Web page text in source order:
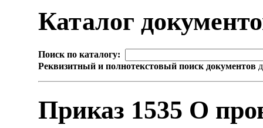
Каталог
Поиск по каталогу:
Реквизитный и полнотекстовый поиск документов
Приказ 1535 О